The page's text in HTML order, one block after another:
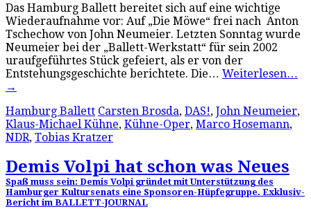
Das Hamburg Ballett bereitet sich auf eine wichtige
Wiederaufnahme vor: Auf „Die Möwe“ frei nach Anton
Tschechow von John Neumeier. Letzten Sonntag wurde
Neumeier bei der „Ballett-Werkstatt“ für sein 2002
uraufgeführtes Stück gefeiert, als er von der
Entstehungsgeschichte berichtete. Die… Weiterlesen…
→
Hamburg Ballett Carsten Brosda, DAS!, John Neumeier,
Klaus-Michael Kühne, Kühne-Oper, Marco Hosemann,
NDR, Tobias Kratzer
Demis Volpi hat schon was Neues
Spaß muss sein: Demis Volpi gründet mit Unterstützung des
Hamburger Kultursenats eine Sponsoren-Hüpfegruppe. Exklusiv-
Bericht im BALLETT-JOURNAL